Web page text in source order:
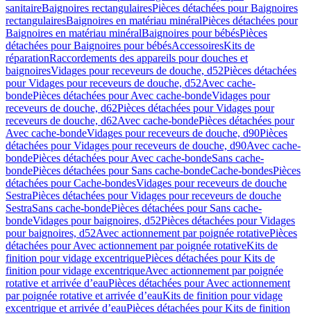
sanitaireBaignoires rectangulairesPièces détachées pour Baignoires
rectangulairesBaignoires en matériau minéralPièces détachées pour
Baignoires en matériau minéralBaignoires pour bébésPièces
détachées pour Baignoires pour bébésAccessoiresKits de
réparationRaccordements des appareils pour douches et
baignoiresVidages pour receveurs de douche, d52Pièces détachées
pour Vidages pour receveurs de douche, d52Avec cache-
bondePièces détachées pour Avec cache-bondeVidages pour
receveurs de douche, d62Pièces détachées pour Vidages pour
receveurs de douche, d62Avec cache-bondePièces détachées pour
Avec cache-bondeVidages pour receveurs de douche, d90Pièces
détachées pour Vidages pour receveurs de douche, d90Avec cache-
bondePièces détachées pour Avec cache-bondeSans cache-
bondePièces détachées pour Sans cache-bondeCache-bondesPièces
détachées pour Cache-bondesVidages pour receveurs de douche
SestraPièces détachées pour Vidages pour receveurs de douche
SestraSans cache-bondePièces détachées pour Sans cache-
bondeVidages pour baignoires, d52Pièces détachées pour Vidages
pour baignoires, d52Avec actionnement par poignée rotativePièces
détachées pour Avec actionnement par poignée rotativeKits de
finition pour vidage excentriquePièces détachées pour Kits de
finition pour vidage excentriqueAvec actionnement par poignée
rotative et arrivée d’eauPièces détachées pour Avec actionnement
par poignée rotative et arrivée d’eauKits de finition pour vidage
excentrique et arrivée d’eauPièces détachées pour Kits de finition